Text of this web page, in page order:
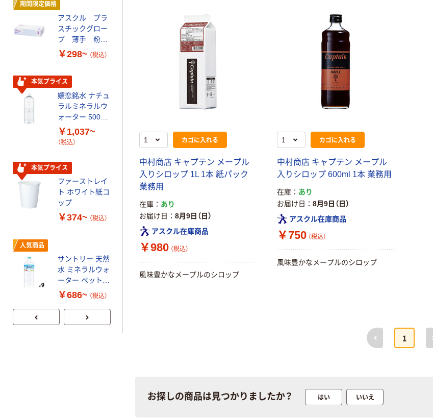
カゴに入れる
中村商店 キャプテン メープル
入りシロップ 1L 1本 紙パック
業務用
在庫
あり
お届け日
8月9日（日）
アスクル在庫商品
￥980 （税込）
風味豊かなメープルのシロップ
カゴに入れる
中村商店 キャプテン メープル
入りシロップ 600ml 1本 業務用
在庫
あり
お届け日
8月9日（日）
アスクル在庫商品
￥750 （税込）
風味豊かなメープルのシロップ
前へ
1
お探しの商品は見つかりましたか？ はい いいえ
期間限定価格
アスクル プラ
スチックグロー
ブ 薄手 粉な
し（パウダーフ
￥298~ （税込）
本気プライス
嬬恋銘水 ナチュ
ラルミネラルウ
ォーター 500ml
キャップシール
付き／2Lラベル
￥1,037~
（税込）
本気プライス
ファーストレイ
ト ホワイト紙コ
ップ
￥374~ （税込）
人気商品
サントリー 天然
水 ミネラルウォ
ーター ペットボ
トル
￥686~ （税込）
小判・シングル
再生紙 200枚
FSC認証紙 アス
クルオリジナル
￥143~ （税込）
【アスクル限定】
ファーストレイ
ー 粉なし（パ
ウダーフリー）
￥698~ （税込）
オリジナル
スズラン 酒精綿
￥140~
本気プライス
蛍光オプテック
ス1(アスクル限
定モデル) 蛍光
本気プライス